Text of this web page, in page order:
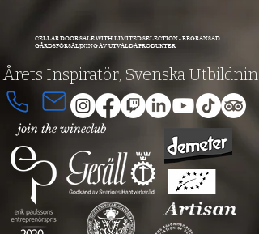
CELLAR DOOR SALE WITH LIMITED SELECTION - BEGRÄNSAD
GÅRDSFÖRSÄLJNING AV UTVALDA PRODUKTER
Årets Inspiratör, Svenska
join thewineclub